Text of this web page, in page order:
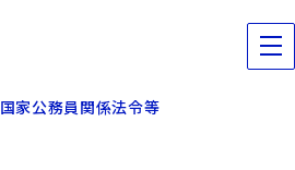
国家公務員関係法令等